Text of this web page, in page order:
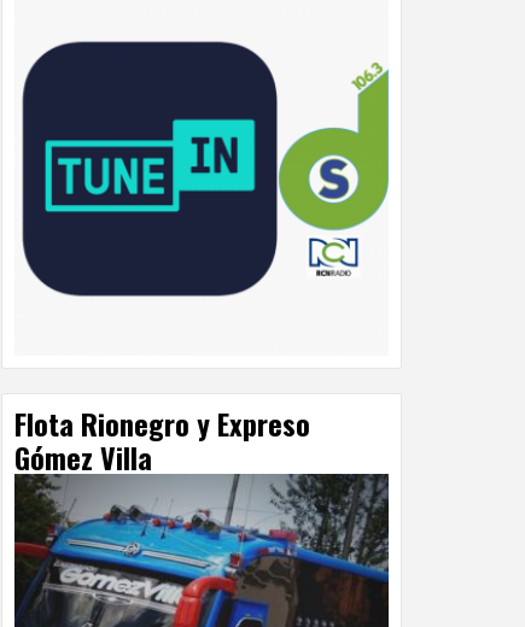
Flota Rionegro y Expreso
Gómez Villa